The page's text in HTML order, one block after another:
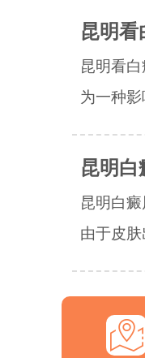
昆明看
昆明看
为一种
昆明白
昆明白
由于皮